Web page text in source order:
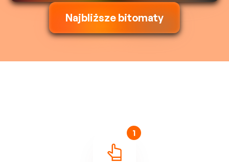
Najbliższe bitomaty
1